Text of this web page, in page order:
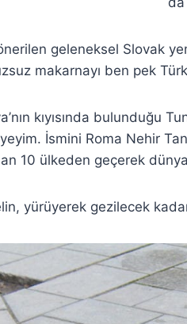
geleneksel Slovak
makarnayı ben pek
kıyısında bulunduğu
İsmini Roma Nehir
10 ülkeden geçerek
yürüyerek gezilecek